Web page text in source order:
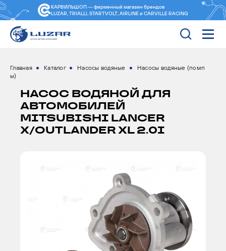
КАРВИЛЬШОП — фирменный магазин брендов
LUZAR, TRIALLI, STARTVOLT, AIRLINE и CARVILLE RACING
Главная Каталог Насосы водяные
Насосы водяные (помп
ы)
НАСОС ВОДЯНОЙ ДЛЯ
АВТОМОБИЛЕЙ
MITSUBISHI LANCER
X/OUTLANDER XL 2.0I